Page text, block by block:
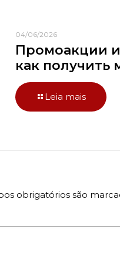
04/06/2026
Промоакции
как получить
Leia mais
obrigatórios são